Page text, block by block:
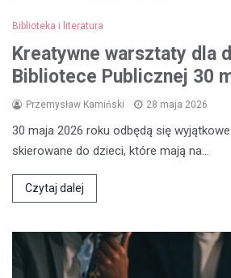
Biblioteka i literatura
Kreatywne warsztaty dla
Bibliotece Publicznej 30
Przemysław Kamiński 28 maja 2026
30 maja 2026 roku odbędą się
skierowane do dzieci, które mają na…
Czytaj dalej